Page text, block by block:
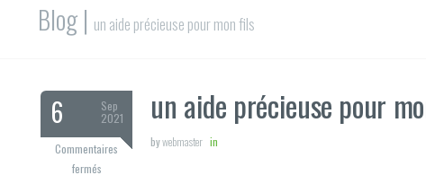
Blog | un aide précieuse pour mon fils
6
Sep
2021
Commentaires
ferméssur
un aide précieuse pour
bywebmaster in